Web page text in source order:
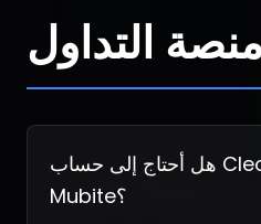
هل أحتاج إلى حساب Cleo للانضمام إلى تحدي
Mubite؟